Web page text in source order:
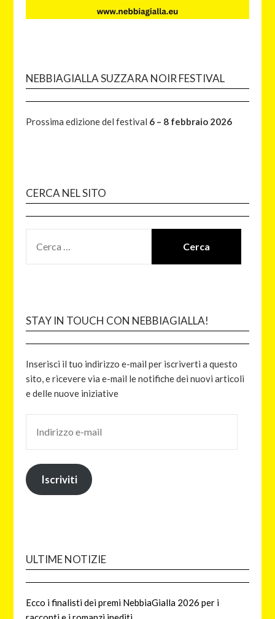
NEBBIAGIALLA SUZZARA NOIR FESTIVAL
Prossima edizione del festival 6 – 8 febbraio 2026
CERCA NEL SITO
STAY IN TOUCH CON NEBBIAGIALLA!
Inserisci il tuo indirizzo e-mail per iscriverti a questo
sito, e ricevere via e-mail le notifiche dei nuovi articoli
e delle nuove iniziative
Iscriviti
ULTIME NOTIZIE
Ecco i finalisti dei premi NebbiaGialla 2026 per i